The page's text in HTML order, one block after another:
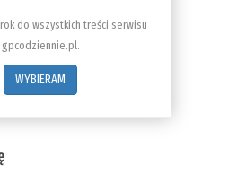
do wszystkich treści serwisu
gpcodziennie.pl.
WYBIERAM